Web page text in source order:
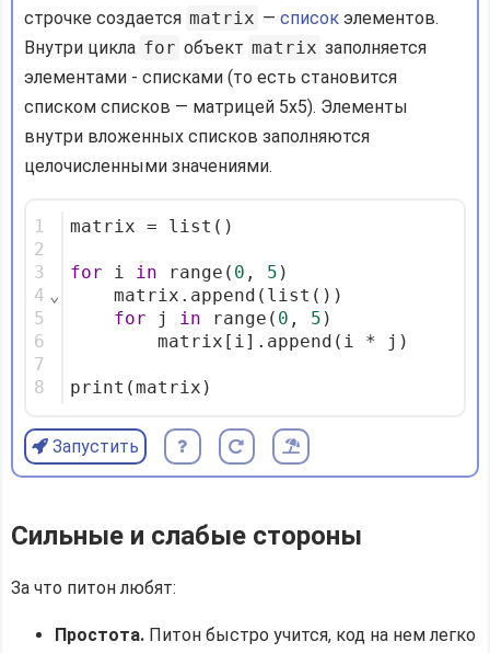
строчке создается matrix — список элементов.
Внутри цикла for объект matrix заполняется
элементами - списками (то есть становится
списком списков — матрицей 5x5). Элементы
внутри вложенных списков заполняются
целочисленными значениями.
1
2
3
4
5
6
7
8
⌄
matrix = list()
for i in range( 0 , 5 )
    matrix.append(list())
for j in range( 0 , 5 )
        matrix[i].append(i * j)
print(matrix)
Запустить
Сильные и слабые стороны
За что питон любят:
Простота. Питон быстро учится, код на нем легко